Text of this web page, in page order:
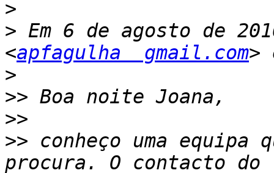
>
> Em 6 de agosto de
<apfagulha  gmail.com
>
>>
>>
>> conheço uma equipa